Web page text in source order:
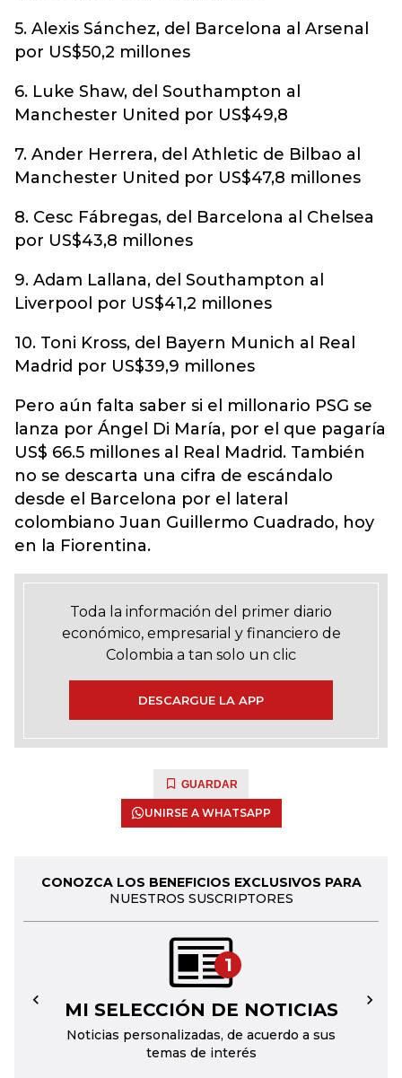
5. Alexis Sánchez, del Barcelona al Arsenal
por US$50,2 millones
6. Luke Shaw, del Southampton al
Manchester United por US$49,8
7. Ander Herrera, del Athletic de Bilbao al
Manchester United por US$47,8 millones
8. Cesc Fábregas, del Barcelona al Chelsea
por US$43,8 millones
9. Adam Lallana, del Southampton al
Liverpool por US$41,2 millones
10. Toni Kross, del Bayern Munich al Real
Madrid por US$39,9 millones
Pero aún falta saber si el millonario PSG se
lanza por Ángel Di María, por el que pagaría
US$ 66.5 millones al Real Madrid. También
no se descarta una cifra de escándalo
desde el Barcelona por el lateral
colombiano Juan Guillermo Cuadrado, hoy
en la Fiorentina.
Toda la información del primer diario
económico, empresarial y financiero de
Colombia a tan solo un clic
DESCARGUE LA APP
GUARDAR
UNIRSE A WHATSAPP
CONOZCA LOS BENEFICIOS EXCLUSIVOS PARA
NUESTROS SUSCRIPTORES
1
MI SELECCIÓN DE NOTICIAS
Noticias personalizadas, de acuerdo a sus
temas de interés
← →